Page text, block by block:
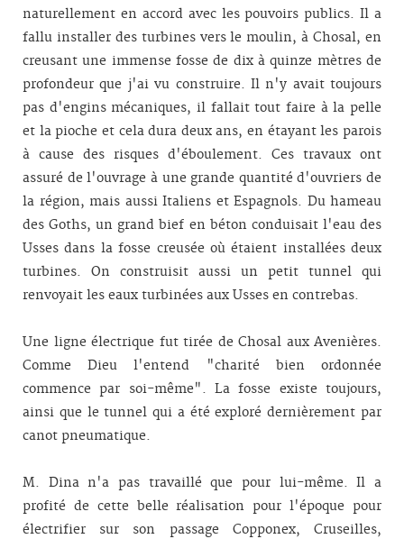
naturellement en accord avec les pouvoirs publics. Il a
fallu installer des turbines vers le moulin, à Chosal, en
creusant une immense fosse de dix à quinze mètres de
profondeur que j'ai vu construire. Il n'y avait toujours
pas d'engins mécaniques, il fallait tout faire à la pelle
et la pioche et cela dura deux ans, en étayant les parois
à cause des risques d'éboulement. Ces travaux ont
assuré de l'ouvrage à une grande quantité d'ouvriers de
la région, mais aussi Italiens et Espagnols. Du hameau
des Goths, un grand bief en béton conduisait l'eau des
Usses dans la fosse creusée où étaient installées deux
turbines. On construisit aussi un petit tunnel qui
renvoyait les eaux turbinées aux Usses en contrebas.
Une ligne électrique fut tirée de Chosal aux Avenières.
Comme Dieu l'entend "charité bien ordonnée
commence par soi-même". La fosse existe toujours,
ainsi que le tunnel qui a été exploré dernièrement par
canot pneumatique.
M. Dina n'a pas travaillé que pour lui-même. Il a
profité de cette belle réalisation pour l'époque pour
électrifier sur son passage Copponex, Cruseilles,